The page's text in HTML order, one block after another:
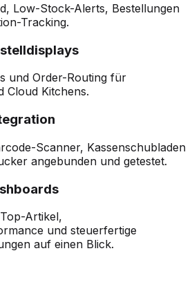
Low-Stock-Alerts, Bestellungen
Tracking.
und Order-Routing für
Cloud Kitchens.
Scanner, Kassenschubladen
angebunden und getestet.
Artikel,
und steuerfertige
auf einen Blick.